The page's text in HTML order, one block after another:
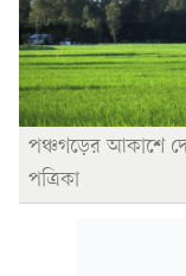
পঞ্চগড়ের আকাশে
পত্রিকা